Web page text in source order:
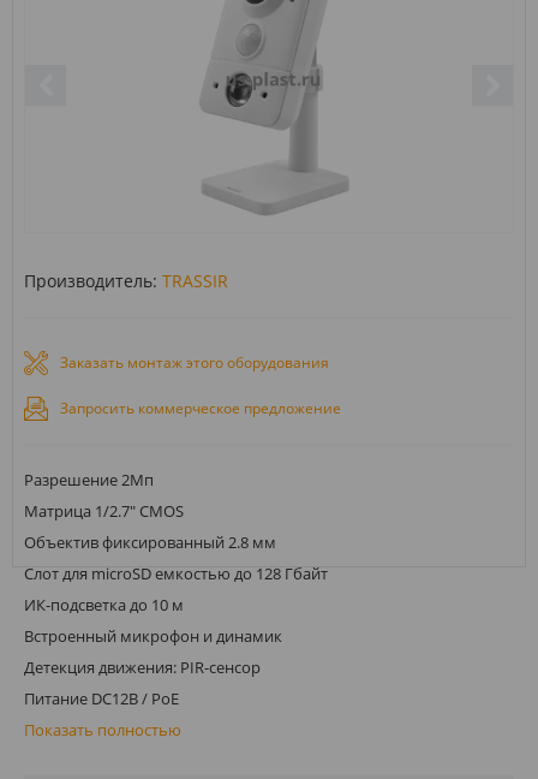
Производитель: TRASSIR
Заказать монтаж этого оборудования
Запросить коммерческое предложение
Разрешение 2Мп
Матрица 1/2.7" CMOS
Объектив фиксированный 2.8 мм
Слот для microSD емкостью до 128 Гбайт
ИК-подсветка до 10 м
Встроенный микрофон и динамик
Детекция движения: PIR-сенсор
Питание DC12В / PoE
Показать полностью